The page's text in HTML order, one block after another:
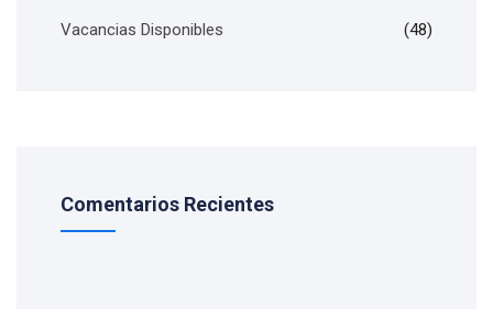
Vacancias Disponibles (48)
Comentarios Recientes